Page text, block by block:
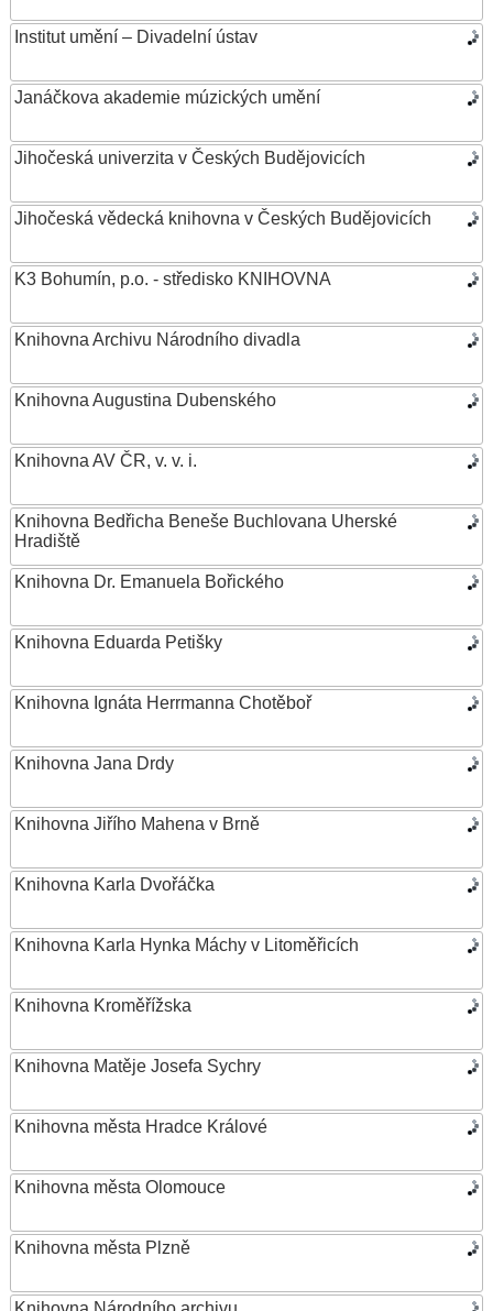
Institut umění – Divadelní ústav
Janáčkova akademie múzických umění
Jihočeská univerzita v Českých Budějovicích
Jihočeská vědecká knihovna v Českých Budějovicích
K3 Bohumín, p.o. - středisko KNIHOVNA
Knihovna Archivu Národního divadla
Knihovna Augustina Dubenského
Knihovna AV ČR, v. v. i.
Knihovna Bedřicha Beneše Buchlovana Uherské
Hradiště
Knihovna Dr. Emanuela Bořického
Knihovna Eduarda Petišky
Knihovna Ignáta Herrmanna Chotěboř
Knihovna Jana Drdy
Knihovna Jiřího Mahena v Brně
Knihovna Karla Dvořáčka
Knihovna Karla Hynka Máchy v Litoměřicích
Knihovna Kroměřížska
Knihovna Matěje Josefa Sychry
Knihovna města Hradce Králové
Knihovna města Olomouce
Knihovna města Plzně